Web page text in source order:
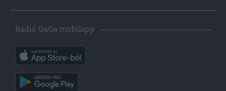
Rádió GaGa mobilapp